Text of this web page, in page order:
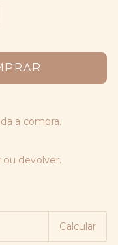
a compra.
devolver.
Calcular